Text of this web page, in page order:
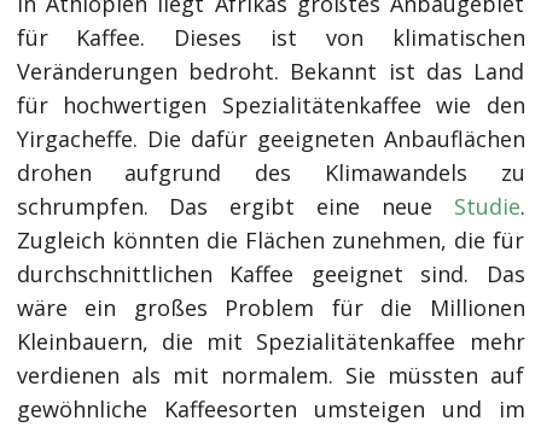
für Kaffee. Dieses ist von klimatischen
Veränderungen bedroht. Bekannt ist das Land
für hochwertigen Spezialitätenkaffee wie den
Yirgacheffe. Die dafür geeigneten Anbauflächen
drohen aufgrund des Klimawandels zu
schrumpfen. Das ergibt eine neue Studie.
Zugleich könnten die Flächen zunehmen, die für
durchschnittlichen Kaffee geeignet sind. Das
wäre ein großes Problem für die Millionen
Kleinbauern, die mit Spezialitätenkaffee mehr
verdienen als mit normalem. Sie müssten auf
gewöhnliche Kaffeesorten umsteigen und im